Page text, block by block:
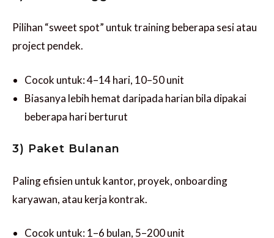
Pilihan “sweet spot” untuk training beberapa sesi atau
project pendek.
Cocok untuk: 4–14 hari, 10–50 unit
Biasanya lebih hemat daripada harian bila dipakai
beberapa hari berturut
3) Paket Bulanan
Paling efisien untuk kantor, proyek, onboarding
karyawan, atau kerja kontrak.
Cocok untuk: 1–6 bulan, 5–200 unit